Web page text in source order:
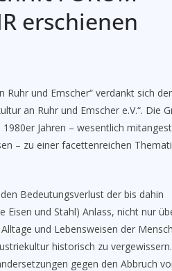
erschienen
und Emscher“ verdankt sich
an Ruhr und Emscher e.V.“. Die
Jahren – wesentlich
– zu einer facettenreichen
Bedeutungsverlust der bis dahin
und Stahl) Anlass, nicht nur
und Lebensweisen der
historisch zu vergewissern.
gegen den Abbruch